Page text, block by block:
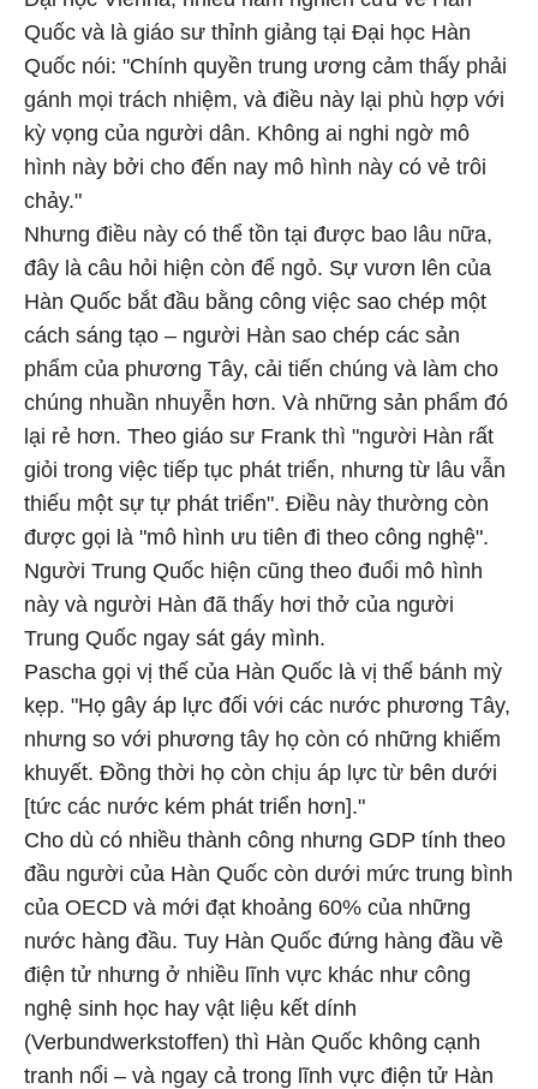
Quốc và là giáo sư thỉnh giảng tại Đại học Hàn
Quốc nói: "Chính quyền trung ương cảm thấy phải
gánh mọi trách nhiệm, và điều này lại phù hợp với
kỳ vọng của người dân. Không ai nghi ngờ mô
hình này bởi cho đến nay mô hình này có vẻ trôi
chảy."
Nhưng điều này có thể tồn tại được bao lâu nữa,
đây là câu hỏi hiện còn để ngỏ. Sự vươn lên của
Hàn Quốc bắt đầu bằng công việc sao chép một
cách sáng tạo – người Hàn sao chép các sản
phẩm của phương Tây, cải tiến chúng và làm cho
chúng nhuần nhuyễn hơn. Và những sản phẩm đó
lại rẻ hơn. Theo giáo sư Frank thì "người Hàn rất
giỏi trong việc tiếp tục phát triển, nhưng từ lâu vẫn
thiếu một sự tự phát triển". Điều này thường còn
được gọi là "mô hình ưu tiên đi theo công nghệ".
Người Trung Quốc hiện cũng theo đuổi mô hình
này và người Hàn đã thấy hơi thở của người
Trung Quốc ngay sát gáy mình.
Pascha gọi vị thế của Hàn Quốc là vị thế bánh mỳ
kẹp. "Họ gây áp lực đối với các nước phương Tây,
nhưng so với phương tây họ còn có những khiếm
khuyết. Đồng thời họ còn chịu áp lực từ bên dưới
[tức các nước kém phát triển hơn]."
Cho dù có nhiều thành công nhưng GDP tính theo
đầu người của Hàn Quốc còn dưới mức trung bình
của OECD và mới đạt khoảng 60% của những
nước hàng đầu. Tuy Hàn Quốc đứng hàng đầu về
điện tử nhưng ở nhiều lĩnh vực khác như công
nghệ sinh học hay vật liệu kết dính
(Verbundwerkstoffen) thì Hàn Quốc không cạnh
tranh nổi – và ngay cả trong lĩnh vực điện tử Hàn